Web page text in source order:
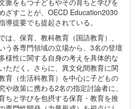
ざすことが、OECD Education2030
提要でも提起されている。
は、保育、教科教育（国語教育）、
う各専門領域の立場から、3名の登壇
様性に関する自身の考えを具体的な
ただく。さらに、異文化間教育に関
育（生活科教育）を中心に子どもの
や政策に携わる2名の指定討論者に、
ちと学びを包摂する保育・教育を推